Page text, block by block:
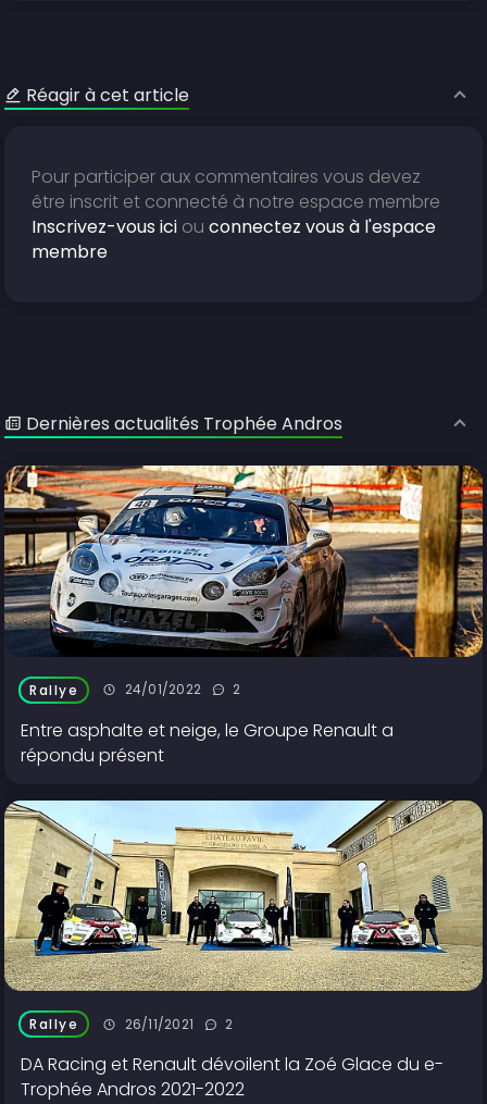
Réagir à cet article
Pour participer aux commentaires vous devez
être inscrit et connecté à notre espace membre
Inscrivez-vous ici ouconnectez vous à l'espace
membre
Dernières actualités Trophée Andros
Rallye 24/01/2022 2
Entre asphalte et neige, le Groupe Renault a
répondu présent
Rallye 26/11/2021 2
DA Racing et Renault dévoilent la Zoé Glace du e-
Trophée Andros 2021-2022